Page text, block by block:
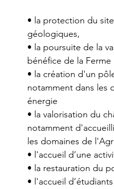
• la protection du
géologiques,
• la poursuite de la
bénéfice de la
• la création d'un
notamment dans les
énergie
• la valorisation du
notamment
les domaines de
• l'accueil d’une
• la restauration du
• l'accueil